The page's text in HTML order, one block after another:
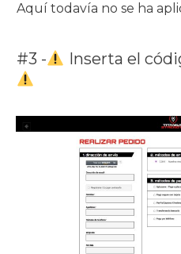
Aquí todavía no se ha
#3 - Inserta el